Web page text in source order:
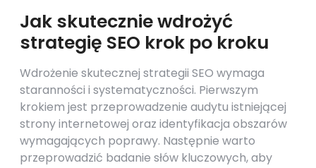
Jak skutecznie wdrożyć
strategię SEO krok po kroku
Wdrożenie skutecznej strategii SEO wymaga
staranności i systematyczności. Pierwszym
krokiem jest przeprowadzenie audytu istniejącej
strony internetowej oraz identyfikacja obszarów
wymagających poprawy. Następnie warto
przeprowadzić badanie słów kluczowych, aby